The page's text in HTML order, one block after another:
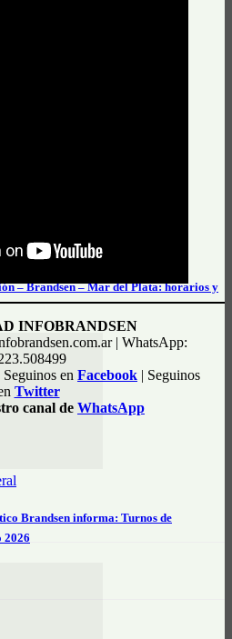
útil
– Brandsen – Mar del Plata: horarios y
Brandsen informa: Turnos de
2026
INFOBRANDSEN
| WhatsApp:
Seguinos en Facebook | Seguinos
Twitter
canal de WhatsApp